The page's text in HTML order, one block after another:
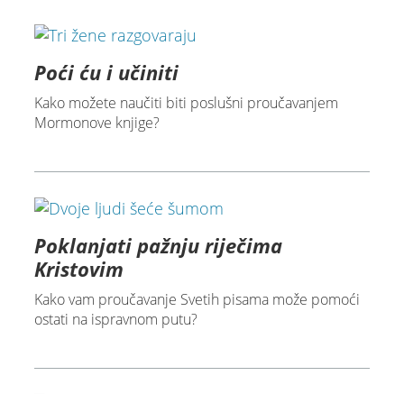
Poći ću i učiniti
Kako možete naučiti biti poslušni proučavanjem
Mormonove knjige?
Poklanjati pažnju riječima
Kristovim
Kako vam proučavanje Svetih pisama može pomoći
ostati na ispravnom putu?